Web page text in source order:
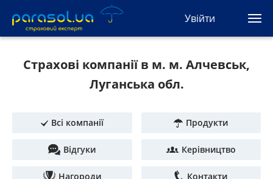
Увійти
(093) 170-33-90
RuEn
Туристична
Страхові компанії в м. м. Алчевськ,
Луганська обл.
Всі компанії Продукти
Відгуки Керівництво
Нагороди Контакти